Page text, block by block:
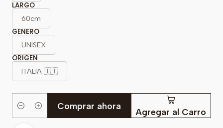
LARGO
60cm
GENERO
UNISEX
ORIGEN
ITALIA 🇮🇹
Cantidad Agregar al Carro
Comprar ahora